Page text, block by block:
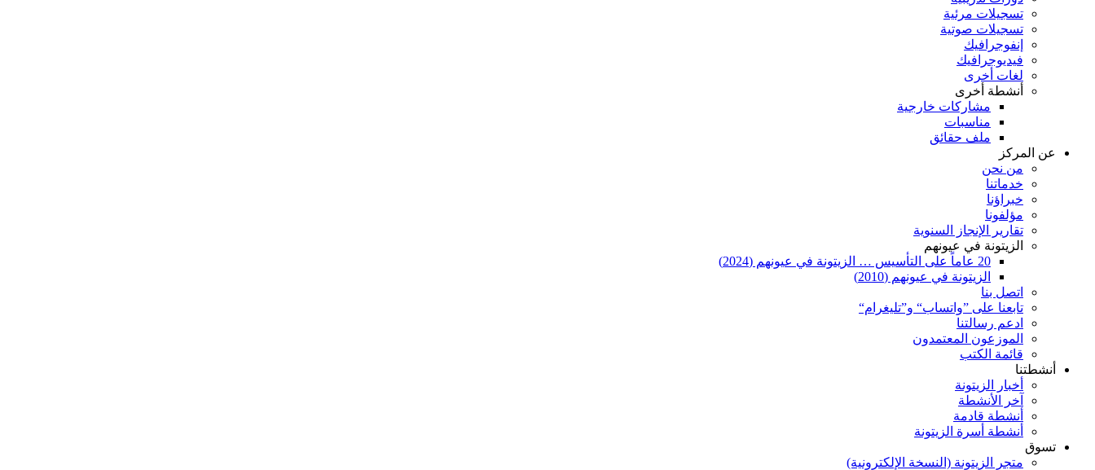
تسجيلات مرئية
تسجيلات صوتية
إنفوجرافيك
فيديوجرافيك
لغات أخرى
أنشطة أخرى
مشاركات خارجية
مناسبات
ملف حقائق
عن المركز
من نحن
خدماتنا
خبراؤنا
مؤلفونا
تقارير الإنجاز السنوية
الزيتونة في عيونهم
20 عاماً على التأسيس … الزيتونة في عيونهم (2024)
الزيتونة في عيونهم (2010)
اتصل بنا
تابعنا على ”واتساب“ و”تليغرام“
ادعم رسالتنا
الموزعون المعتمدون
قائمة الكتب
أنشطتنا
أخبار الزيتونة
آخر الأنشطة
أنشطة قادمة
أنشطة أسرة الزيتونة
تسوق
متجر الزيتونة (النسخة الإلكترونية)